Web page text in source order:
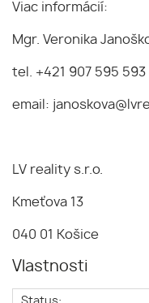
Viac informácií:
Mgr. Veronika
tel. +421 907 595 593
email:
LV reality s.r.o.
Kmeťova 13
040 01 Košice
Vlastnosti